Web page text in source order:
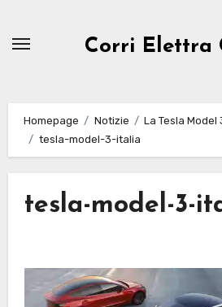
Corri Elettra
Homepage Notizie
La Tesla Model
tesla-model-3-italia
tesla-model-3-